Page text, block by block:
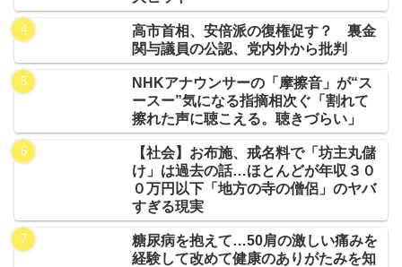
高市首相、安倍派の復権促す？ 裏金
関与議員の公認、党内外から批判
NHKアナウンサーの「摩擦音」が“ス
ースー”気になる指摘相次ぐ「割れて
擦れた声に聴こえる。聴きづらい」
【社会】お布施、戒名料で「坊主丸儲
け」は過去の話…ほとんどが年収３０
０万円以下「地方の寺の僧侶」のヤバ
すぎる現実
糖尿病を抱えて…50肩の激しい痛みを
経験して改めて健康のありがたみを知